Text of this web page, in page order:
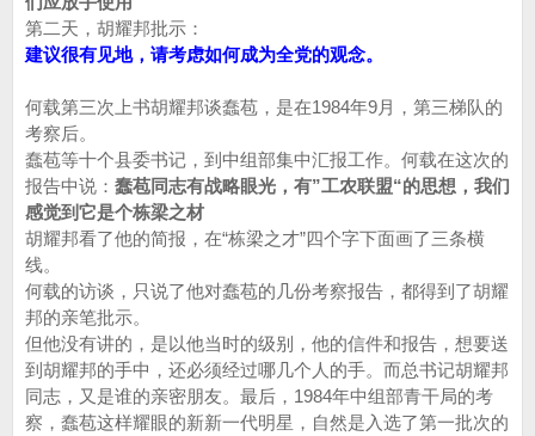
第二天，胡耀邦批示：
建议很有见地，请考虑如何成为全党的观念。
何载第三次上书胡耀邦谈蠢苞，是在1984年9月，第三梯队的
考察后。
蠢苞等十个县委书记，到中组部集中汇报工作。何载在这次的
报告中说： 蠢苞同志有战略眼光，有”工农联盟“的思想，我们
感觉到它是个栋梁之材
胡耀邦看了他的简报，在“栋梁之才”四个字下面画了三条横
线。
何载的访谈，只说了他对蠢苞的几份考察报告，都得到了胡耀
邦的亲笔批示。
但他没有讲的，是以他当时的级别，他的信件和报告，想要送
到胡耀邦的手中，还必须经过哪几个人的手。而总书记胡耀邦
同志，又是谁的亲密朋友。最后，1984年中组部青干局的考
察，蠢苞这样耀眼的新新一代明星，自然是入选了第一批次的